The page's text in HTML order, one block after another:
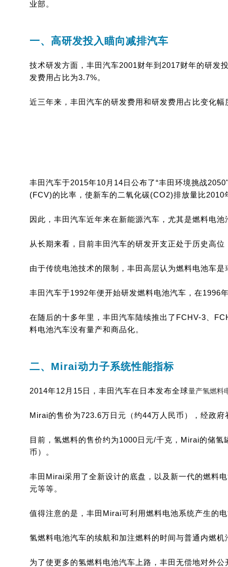
业部。
一、高研发投入瞄向减排汽车
技术研发方面，丰田汽车2001财年到2017财年的研发
发费用占比为3.7%。
近三年来，丰田汽车的研发费用和研发费用占比变化
丰田汽车于2015年10月14日公布了“丰田环境挑战
(FCV)的比率，使新车的二氧化碳(CO2)排放量比2010
因此，丰田汽车近年来在新能源汽车，尤其是燃料电
从长期来看，目前丰田汽车的研发开支正处于历史高
由于传统电池技术的限制，丰田高层认为燃料电池车是
丰田汽车于1992年便开始研发燃料电池汽车，在1996
在随后的十多年里，丰田汽车陆续推出了FCHV-3、
料电池汽车没有量产和商品化。
二、Mirai动力子系统性能指标
2014年12月15日，丰田汽车在日本发布全球量产氢燃料
Mirai的售价为723.6万日元（约44万人民币），经政
目前，氢燃料的售价约为1000日元/千克，Mirai的储
币）。
丰田Mirai采用了全新设计的底盘，以及新一代的燃料
元等等。
值得注意的是，丰田Mirai可利用燃料电池系统产生的
氢燃料电池汽车的续航和加注燃料的时间与普通内燃
为了使更多的氢燃料电池汽车上路，丰田无偿地对外